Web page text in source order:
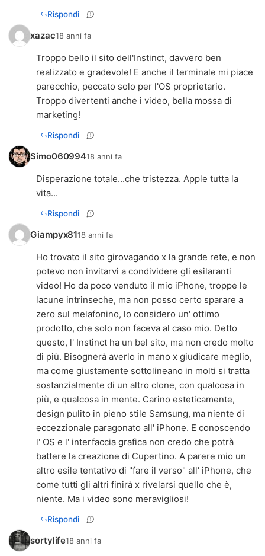
Rispondi
xazac18 anni fa
Troppo bello il sito dell'Instinct, davvero ben
realizzato e gradevole! E anche il terminale mi piace
parecchio, peccato solo per l'OS proprietario.
Troppo divertenti anche i video, bella mossa di
marketing!
Rispondi
Simo06099418 anni fa
Disperazione totale...che tristezza. Apple tutta la
vita...
Rispondi
Giampyx8118 anni fa
Ho trovato il sito girovagando x la grande rete, e non
potevo non invitarvi a condividere gli esilaranti
video! Ho da poco venduto il mio iPhone, troppe le
lacune intrinseche, ma non posso certo sparare a
zero sul melafonino, lo considero un' ottimo
prodotto, che solo non faceva al caso mio. Detto
questo, l' Instinct ha un bel sito, ma non credo molto
di più. Bisognerà averlo in mano x giudicare meglio,
ma come giustamente sottolineano in molti si tratta
sostanzialmente di un altro clone, con qualcosa in
più, e qualcosa in mente. Carino esteticamente,
design pulito in pieno stile Samsung, ma niente di
eccezzionale paragonato all' iPhone. E conoscendo
l' OS e l' interfaccia grafica non credo che potrà
battere la creazione di Cupertino. A parere mio un
altro esile tentativo di "fare il verso" all' iPhone, che
come tutti gli altri finirà x rivelarsi quello che è,
niente. Ma i video sono meravigliosi!
Rispondi
sortylife18 anni fa